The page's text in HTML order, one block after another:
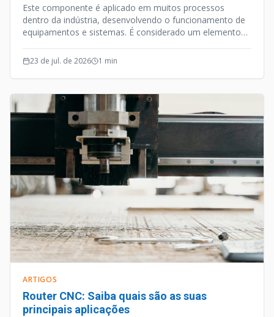
Este componente é aplicado em muitos processos
dentro da indústria, desenvolvendo o funcionamento de
equipamentos e sistemas. É considerado um elemento
opera de forma silenciosa e efetiva.
23 de jul. de 2026 1 min
ARTIGOS
Router CNC: Saiba quais são as suas
principais aplicações